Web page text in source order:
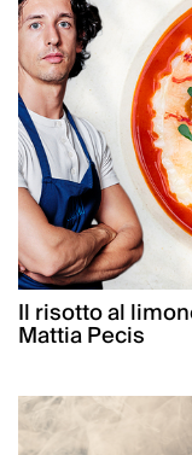
Il risotto al
Mattia Pecis